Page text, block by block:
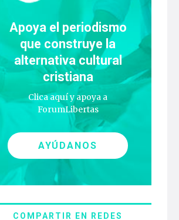
Apoya el periodismo
que construye la
alternativa cultural
cristiana
Clica aquí y apoya a
ForumLibertas
AYÚDANOS
COMPARTIR EN REDES